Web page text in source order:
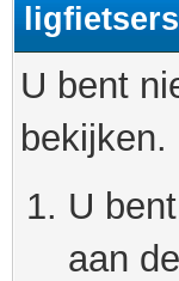
U bent
U
aan